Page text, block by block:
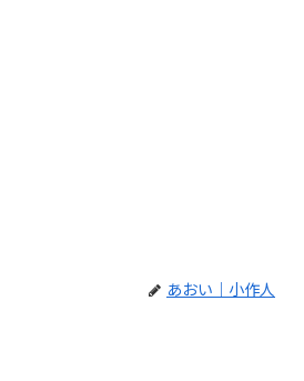
あおい｜小作人